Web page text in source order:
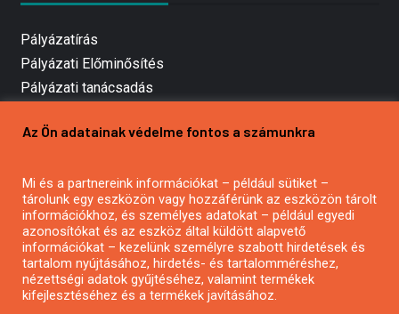
Pályázatírás
Pályázati Előminősítés
Pályázati tanácsadás
Mezőgazdasági pályázatírás
Pályázatírás civil szervezeteknek
Pályázatírás önkormányzatoknak
Pályázatfigyelés
Specifikus pályázatfigyelés vagy hírlevél
Az Ön adatainak védelme fontos a számunkra
Mi és a partnereink információkat – például sütiket –
tárolunk egy eszközön vagy hozzáférünk az eszközön tárolt
információkhoz, és személyes adatokat – például egyedi
azonosítókat és az eszköz által küldött alapvető
információkat – kezelünk személyre szabott hirdetések és
tartalom nyújtásához, hirdetés- és tartalomméréshez,
nézettségi adatok gyűjtéséhez, valamint termékek
kifejlesztéséhez és a termékek javításához.